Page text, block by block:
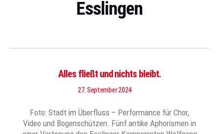
Esslingen
Alles fließt und nichts bleibt.
27. September 2024
Foto: Stadt im Überfluss – Performance für Chor,
Video und Bogenschützen. Fünf antike Aphorismen in